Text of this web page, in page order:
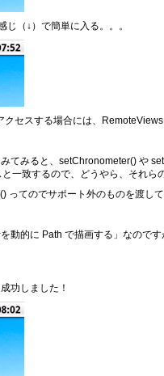
（↓）で簡単に入る。。。
セスする場合には、
てみると、setChronometer() や
一致するので、どうやら、それら
ってのでサポート外のものを渡し
動的に Path で描画する」なので
功しました！